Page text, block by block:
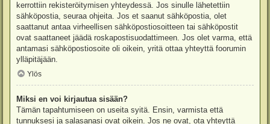
kerrottiin rekisteröitymisen yhteydessä. Jos sinulle lähetettiin
sähköpostia, seuraa ohjeita. Jos et saanut sähköpostia, olet
saattanut antaa virheellisen sähköpostiosoitteen tai sähköpostit
ovat saattaneet jäädä roskapostisuodattimeen. Jos olet varma, että
antamasi sähköpostiosoite oli oikein, yritä ottaa yhteyttä foorumin
ylläpitäjään.
Ylös
Miksi en voi kirjautua sisään?
Tämän tapahtumiseen on useita syitä. Ensin, varmista että
tunnuksesi ja salasanasi ovat oikein. Jos ne ovat, ota yhteyttä